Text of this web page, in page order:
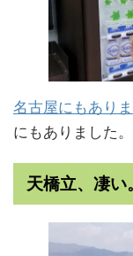
名古屋にもあり
にもありました。
天橋立、凄い